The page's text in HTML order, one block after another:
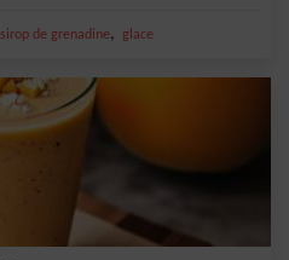
sirop de grenadine, glace